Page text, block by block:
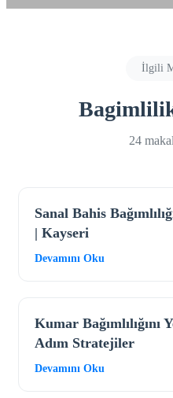
İlgili
24
Sanal Bahis
| Kayseri
Devamını Oku
Kumar Bağımlılığını
Adım Stratejiler
Devamını Oku